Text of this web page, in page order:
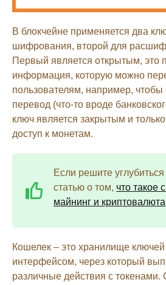
В блокчейне применяется два
шифрования, второй для
Первый является открытым, это
информация, которую можно
пользователям, например, чтобы
перевод (что-то вроде
ключ является закрытым и
доступ к монетам.
Если решите углубиться
статью о том, что такое
майнинг и криптовалюта
Кошелек – это хранилище
интерфейсом, через который
различные действия с токенами.